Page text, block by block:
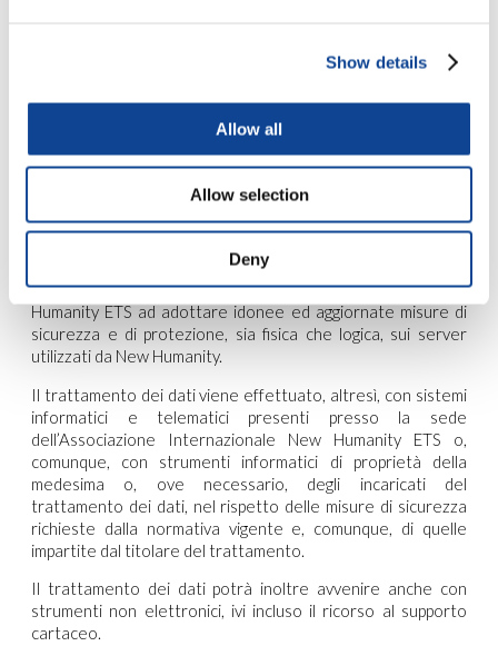
Show details
Allow all
Allow selection
Deny
Il trattamento dei dati viene effettuato con sistemi
informatici e telematici e con strumenti elettronici.
proprietà dell’Associazione Internazionale New Humanity
ETS o, eventualmente, di un’altro server di fiducia. In tale
ETS, in forza di apposito contratto, ha comunque la
disponibilità giuridica esclusiva del server o dei server
fornitrice del servizio, la quale rimane in ogni caso tenuta
contrattualmente con l’Associazione Internazionale New
Humanity ETS ad adottare idonee ed aggiornate misure di
sicurezza e di protezione, sia fisica che logica, sui server
utilizzati da New Humanity.
Il trattamento dei dati viene effettuato, altresì, con sistemi
informatici e telematici presenti presso la sede
dell’Associazione Internazionale New Humanity ETS o,
comunque, con strumenti informatici di proprietà della
medesima o, ove necessario, degli incaricati del
trattamento dei dati, nel rispetto delle misure di sicurezza
richieste dalla normativa vigente e, comunque, di quelle
impartite dal titolare del trattamento.
Il trattamento dei dati potrà inoltre avvenire anche con
strumenti non elettronici, ivi incluso il ricorso al supporto
cartaceo.